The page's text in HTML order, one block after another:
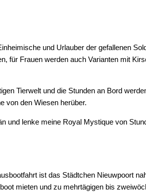
und Urlauber der gefallenen
für Frauen werden auch Varianten mit
Tierwelt und die Stunden an Bord
von den Wiesen herüber.
und lenke meine Royal Mystique von
ist das Städtchen Nieuwpoort
mieten und zu mehrtägigen bis